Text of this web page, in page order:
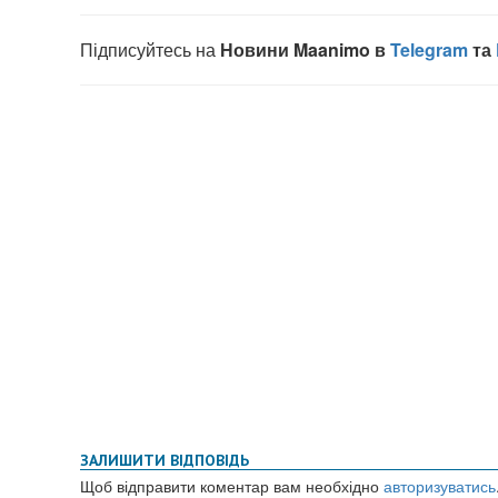
ЗАЛИШИТИ ВІДПОВІДЬ
Щоб відправити коментар вам необхідно авторизуватись